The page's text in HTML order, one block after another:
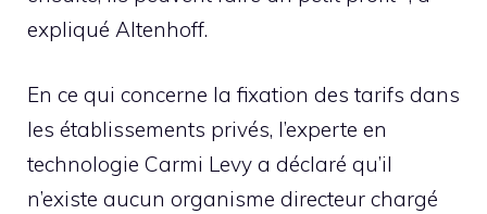
expliqué Altenhoff.
En ce qui concerne la fixation des tarifs dans
les établissements privés, l’experte en
technologie Carmi Levy a déclaré qu’il
n’existe aucun organisme directeur chargé